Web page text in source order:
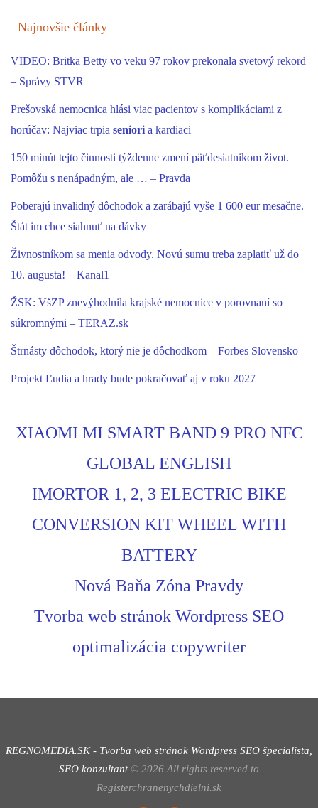
Najnovšie články
VIDEO: Britka Betty vo veku 97 rokov prekonala svetový rekord
– Správy STVR
Prešovská nemocnica hlási viac pacientov s komplikáciami z
horúčav: Najviac trpia senioria kardiaci
150 minút tejto činnosti týždenne zmení päťdesiatnikom život.
Pomôžu s nenápadným, ale … – Pravda
Poberajú invalidný dôchodok a zarábajú vyše 1 600 eur mesačne.
Štát im chce siahnuť na dávky
Živnostníkom sa menia odvody. Novú sumu treba zaplatiť už do
10. augusta! – Kanal1
ŽSK: VšZP znevýhodnila krajské nemocnice v porovnaní so
súkromnými – TERAZ.sk
Štrnásty dôchodok, ktorý nie je dôchodkom – Forbes Slovensko
Projekt Ľudia a hrady bude pokračovať aj v roku 2027
XIAOMI MI SMART BAND 9 PRO NFC
GLOBAL ENGLISH
IMORTOR 1, 2, 3 ELECTRIC BIKE
CONVERSION KIT WHEEL WITH
BATTERY
Nová Baňa Zóna Pravdy
Tvorba web stránok Wordpress SEO
optimalizácia copywriter
REGNOMEDIA.SK - Tvorba web stránok Wordpress SEO špecialista,
SEO konzultant© 2026 All rights reserved to
Registerchranenychdielni.sk